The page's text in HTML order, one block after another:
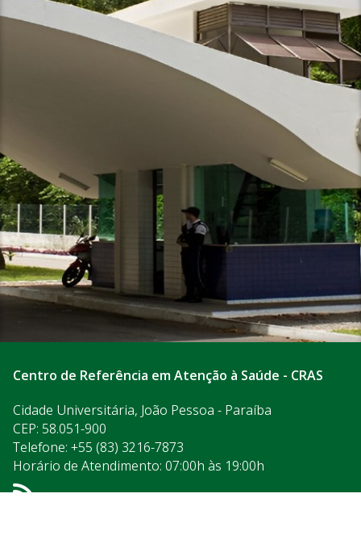
Centro de Referência em Atenção à Saúde - CRAS
Cidade Universitária, João Pessoa - Paraíba
CEP: 58.051-900
Telefone: +55 (83) 3216-7873
Horário de Atendimento: 07:00h às 19:00h